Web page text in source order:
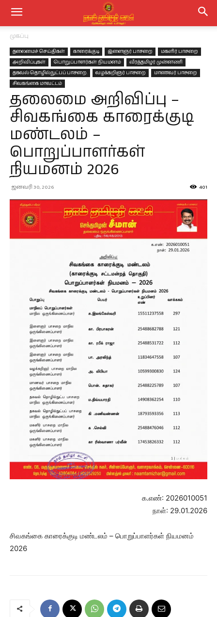
முகப்பு
தலைமைச் செய்திகள் காரைக்குடி இளைஞர் பாசறை
மகளிர் பாசறை
அறிவிப்புகள்
பொறுப்பாளர்கள் நியமனம்
வீரத்தமிழர் முன்னணி
தகவல் தொழில்நுட்பப் பாசறை.
வழக்கறிஞர் பாசறை
மாணவர் பாசறை
சிவகங்கை மாவட்டம்
தலைமை அறிவிப்பு –
சிவகங்கை காரைக்குடி
மண்டலம் –
பொறுப்பாளர்கள்
நியமனம் 2026
ஜனவரி 30, 2026 401
க.எண்: 2026010051
நாள்: 29.01.2026
சிவகங்கை காரைக்குடி மண்டலம் – பொறுப்பாளர்கள் நியமனம்
2026